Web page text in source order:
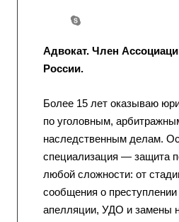
Адвокат. Член
России.
Более 15 лет оказываю
по уголовным,
наследственным делам.
специализация — защита
любой сложности: от
сообщения о
апелляции, УДО и замены